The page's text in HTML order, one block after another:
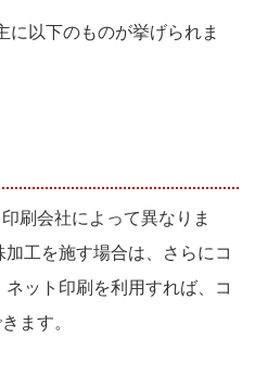
以下のものが挙げられま
刷会社によって異なりま
工を施す場合は、さらにコ
ット印刷を利用すれば、コ
ます。